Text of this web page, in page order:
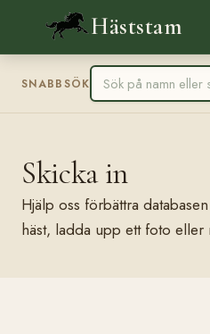
Häststam
SNABBSÖK
Skicka in
Hjälp oss förbättra
häst, ladda upp ett foto eller